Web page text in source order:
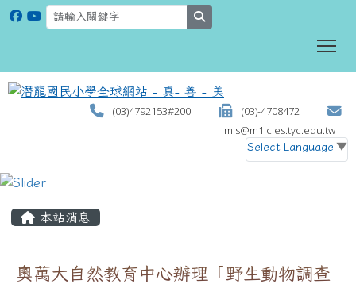
(03)4792153#200
(03)-4708472
mis@m1.cles.tyc.edu.tw
Select Language ▼
本站消息
奧萬大自然教育中心辦理「野生動物調查